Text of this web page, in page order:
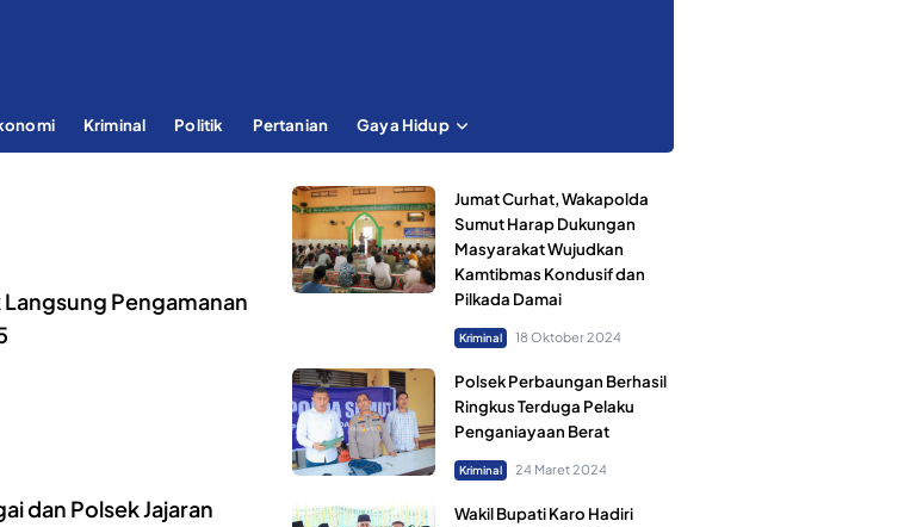
Kriminal Politik Pertanian Gaya Hidup
Pengamanan
dan Polsek Jajaran
Jumat Curhat, Wakapolda
Sumut Harap Dukungan
Masyarakat Wujudkan
Kamtibmas Kondusif dan
Pilkada Damai
Kriminal 18 Oktober 2024
Polsek Perbaungan Berhasil
Ringkus Terduga Pelaku
Penganiayaan Berat
Kriminal 24 Maret 2024
Wakil Bupati Karo Hadiri